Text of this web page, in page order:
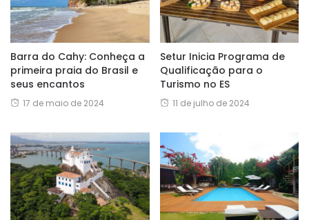
Barra do Cahy: Conheça a
primeira praia do Brasil e
seus encantos
17 de maio de 2024
Setur Inicia Programa de
Qualificação para o
Turismo no ES
11 de julho de 2024